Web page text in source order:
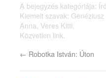
A bejegyzés kategóriája:
Kiemelt szavak:
Anna, Veres Kitti.
Közvetlen link.
← Robotka István: Úton